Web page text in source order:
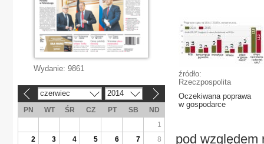
źródło:
Rzeczpospolita
Oczekiwana poprawa
w gospodarce
pod względem
Wydanie: 9861
czerwiec 2014
PN WT ŚR CZ PT SB
ND
1
2
3 4 5 6 7
8